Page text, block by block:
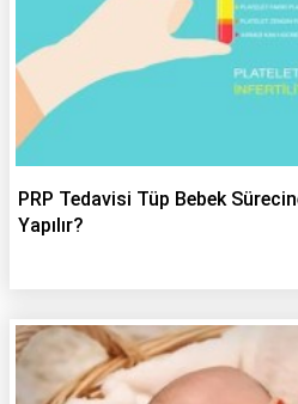
PRP Tedavisi Tüp Bebek
Yapılır?